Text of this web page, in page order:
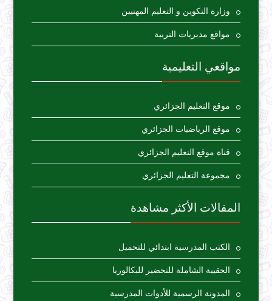
وزارة التكوين و التعليم المهنيين
مواقع مديريات التربية
مواقعي التعليمية
موقع التعليم الجزائري
موقع الرياضيات الجزائري
قناة موقع التعليم الجزائري
مجموعة التعليم الجزائري
المقالات الأكثر مشاهدة
الكتب المدرسية ابتدائي للتحميل
الحقيبة الشاملة للتحضير للبكالوريا
المدونة الرسمية للأدوات المدرسية